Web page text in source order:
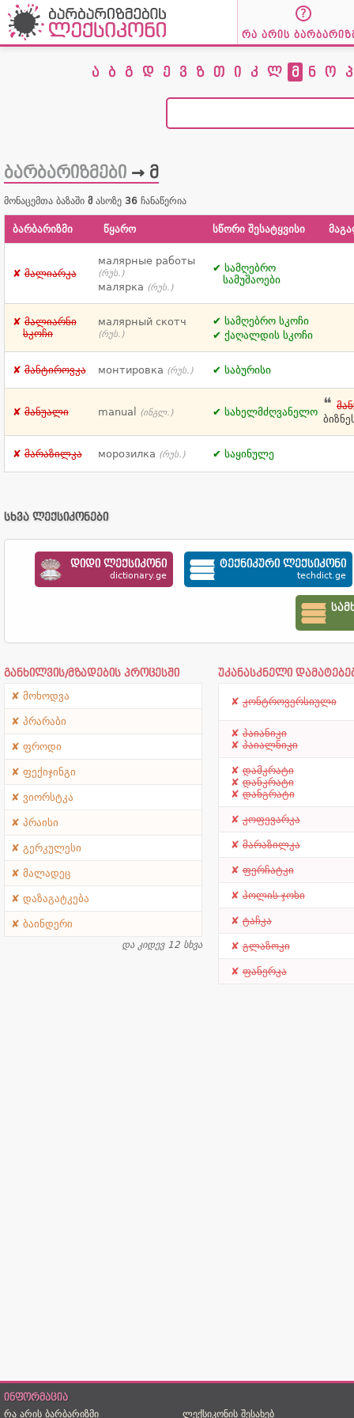
რა არის
ა ბ გ დ ე ვ ზ თ ი კ ლ მ ნ ო პ
ბარბარიზმები → მ
მონაცემთა ბაზაში მ ასოზე 36 ჩანაწერია
ბარბარიზმი წყარო სწორი შესატყვისი
მალიარკა
малярные рабoты
(რუს.)
малярка (რუს.)
სამღებრო
სამუშაოები
მალიარნი
სკოჩი
малярный скотч
(რუს.)
სამღებრო სკოჩი
ქაღალდის სკოჩი
მანტიროვკა монтировка (რუს.) საბურისი
მანუალი manual (ინგლ.) სახელმძღვანელო
მარაზილკა морозилка (რუს.) საყინულე
სხვა ლექსიკონები
დიდი ლექსიკონი
dictionary.ge
ტექნიკური ლექსიკონი
techdict.ge
განხილვის/მზადების პროცესში
მოხოდვა
პრარაბი
ფროდი
ფექიჯინგი
ვიორსტკა
პრაისი
გერკულესი
მალადეც
დაზაგატკება
ბაინდერი
და კიდევ 12 სხვა
უკანასკნელი
კონტროვერსიული
პაიანიკი
პაიალნიკი
დამკრატი
დანკრატი
დანგრატი
კოფევარკა
მარაზილკა
ფერჩატკი
პოლის ჯოხი
ტაჩკა
გლაზოკი
ფანერკა
ინფორმაცია
რა არის ბარბარიზმი
ლექსიკონის შესახებ